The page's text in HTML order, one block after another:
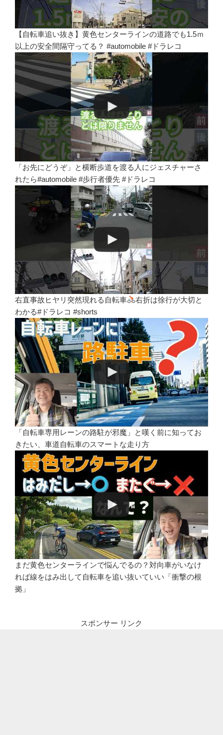
【自転車追い抜き】黄色センターラインの道路でも1.5ｍ
以上の安全間隔守ってる？ #automobile #ドラレコ
「お先にどうぞ」と横断歩道を渡る人にジェスチャーさ
れたら#automobile #歩行者優先 #ドラレコ
右直事故ヒヤリ突然現れる自転車
右折は徐行が大切と
わかる#ドラレコ #shorts
「自転車専用レーンの路駐が邪魔」と嘆く前に知ってお
きたい、車道自転車のスマートな走り方
まだ黄色センターラインで悩んでるの？対向車がいなけ
れば線をはみ出して自転車を追い抜いていい「衝撃の根
拠」
スポンサー リンク